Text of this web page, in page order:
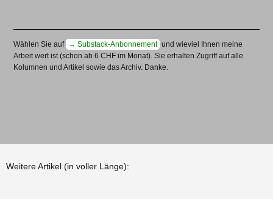
Wählen Sie auf → Substack-Anbonnement und wieviel Ihnen meine
Arbeit wert ist (schon ab 6 CHF im Monat). Sie erhalten Zugriff auf alle
Kolumnen und Artikel sowie das Archiv. Danke.
Weitere Artikel (in voller Länge):